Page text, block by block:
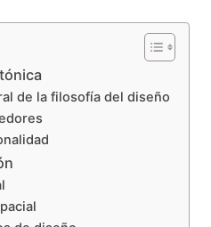
de la filosofía del diseño